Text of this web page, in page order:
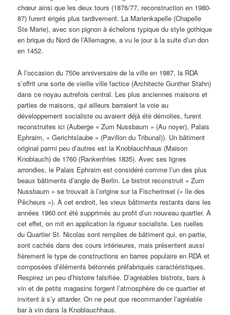
chœur ainsi que les deux tours (1876/77, reconstruction en 1980-
87) furent érigés plus tardivement. La Marienkapelle (Chapelle
Ste Marie), avec son pignon à échelons typique du style gothique
en brique du Nord de l’Allemagne, a vu le jour à la suite d’un don
en 1452.
À l’occasion du 750e anniversaire de la ville en 1987, la RDA
s’offrit une sorte de vieille ville factice (Architecte Gunther Stahn)
dans ce noyau autrefois central. Les plus anciennes maisons et
parties de maisons, qui ailleurs barraient la voie au
développement socialiste ou avaient déjà été démolies, furent
reconstruites ici (Auberge « Zum Nussbaum » (Au noyer), Palais
Ephraim, « Gerichtslaube » (Pavillon du Tribunal)). Un bâtiment
original parmi peu d’autres est la Knoblauchhaus (Maison
Knoblauch) de 1760 (Rankenfries 1835). Avec ses lignes
arrondies, le Palais Ephraim est considéré comme l’un des plus
beaux bâtiments d’angle de Berlin. Le bistrot reconstruit « Zum
Nussbaum » se trouvait à l’origine sur la Fischerinsel (« île des
Pêcheurs »). À cet endroit, les vieux bâtiments restants dans les
années 1960 ont été supprimés au profit d’un nouveau quartier. À
cet effet, on mit en application la rigueur socialiste. Les ruelles
du Quartier St. Nicolas sont remplies de bâtiment qui, en partie,
sont cachés dans des cours intérieures, mais présentent aussi
fièrement le type de constructions en barres populaire en RDA et
composées d’éléments bétonnés préfabriqués caractéristiques.
Respirez un peu d’histoire falsifiée. D’agréables bistrots, bars à
vin et de petits magasins forgent l’atmosphère de ce quartier et
invitent à s’y attarder. On ne peut que recommander l’agréable
bar à vin dans la Knoblauchhaus.